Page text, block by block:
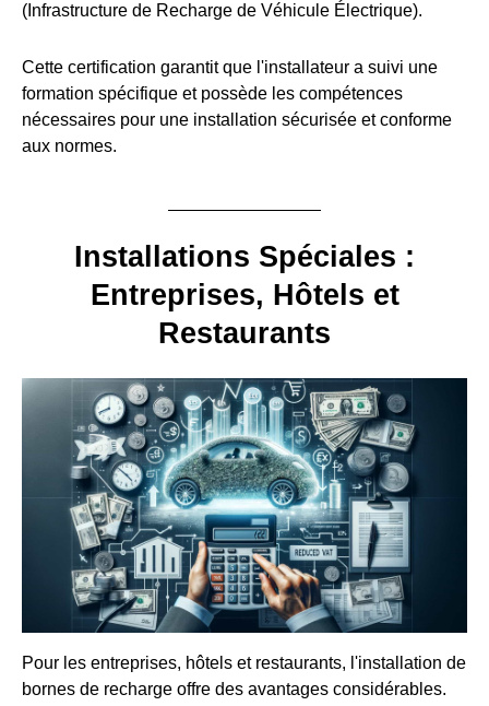
(Infrastructure de Recharge de Véhicule Électrique).
Cette certification garantit que l'installateur a suivi une
formation spécifique et possède les compétences
nécessaires pour une installation sécurisée et conforme
aux normes.
Installations Spéciales :
Entreprises, Hôtels et
Restaurants
Pour les entreprises, hôtels et restaurants, l'installation de
bornes de recharge offre des avantages considérables.